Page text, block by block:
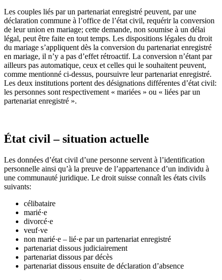
Les couples liés par un partenariat enregistré peuvent, par une
déclaration commune à l’office de l’état civil, requérir la conversion
de leur union en mariage; cette demande, non soumise à un délai
légal, peut être faite en tout temps. Les dispositions légales du droit
du mariage s’appliquent dès la conversion du partenariat enregistré
en mariage, il n’y a pas d’effet rétroactif. La conversion n’étant par
ailleurs pas automatique, ceux et celles qui le souhaitent peuvent,
comme mentionné ci-dessus, poursuivre leur partenariat enregistré.
Les deux institutions portent des désignations différentes d’état civil:
les personnes sont respectivement « mariées » ou « liées par un
partenariat enregistré ».
État civil – situation actuelle
Les données d’état civil d’une personne servent à l’identification
personnelle ainsi qu’à la preuve de l’appartenance d’un individu à
une communauté juridique. Le droit suisse connaît les états civils
suivants:
célibataire
marié·e
divorcé·e
veuf·ve
non marié·e – lié·e par un partenariat enregistré
partenariat dissous judiciairement
partenariat dissous par décès
partenariat dissous ensuite de déclaration d’absence